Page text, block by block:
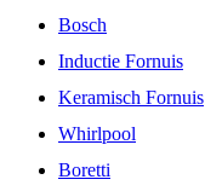
Bosch
Inductie Fornuis
Keramisch Fornuis
Whirlpool
Boretti